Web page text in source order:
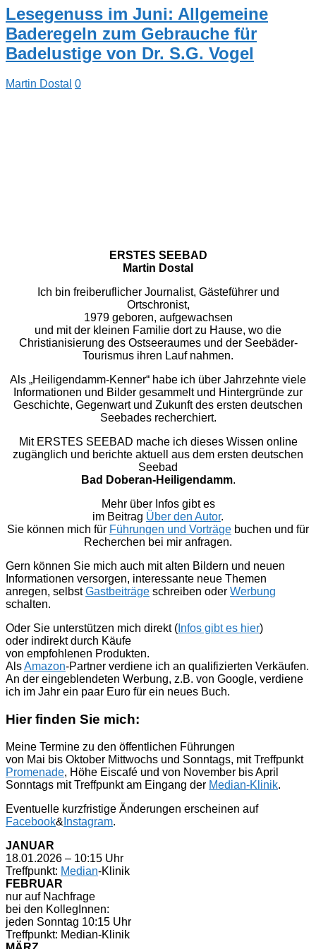
Lesegenuss im Juni: Allgemeine
Baderegeln zum Gebrauche für
Badelustige von Dr. S.G. Vogel
Martin Dostal 0
ERSTES SEEBAD
Martin Dostal
Ich bin freiberuflicher Journalist, Gästeführer und
Ortschronist,
1979 geboren, aufgewachsen
und mit der kleinen Familie dort zu Hause, wo die
Christianisierung des Ostseeraumes und der Seebäder-
Tourismus ihren Lauf nahmen.
Als „Heiligendamm-Kenner“ habe ich über Jahrzehnte viele
Informationen und Bilder gesammelt und Hintergründe zur
Geschichte, Gegenwart und Zukunft des ersten deutschen
Seebades recherchiert.
Mit ERSTES SEEBAD mache ich dieses Wissen online
zugänglich und berichte aktuell aus dem ersten deutschen
Seebad
Bad Doberan-Heiligendamm.
Mehr über Infos gibt es
im Beitrag Über den Autor.
Sie können mich für Führungen und Vorträge buchen und für
Recherchen bei mir anfragen.
Gern können Sie mich auch mit alten Bildern und neuen
Informationen versorgen, interessante neue Themen
anregen, selbstGastbeiträge schreiben oder Werbung
schalten.
Oder Sie unterstützen mich direkt ( Infos gibt es hier)
oder indirekt durch Käufe
von empfohlenen Produkten.
AlsAmazon-Partner verdiene ich an qualifizierten Verkäufen.
An der eingeblendeten Werbung, z.B. von Google, verdiene
ich im Jahr ein paar Euro für ein neues Buch.
Hier finden Sie mich:
Meine Termine zu den öffentlichen Führungen
von Mai bis Oktober Mittwochs und Sonntags, mit Treffpunkt
Promenade, Höhe Eiscafé und von November bis April
Sonntags mit Treffpunkt am Eingang der Median-Klinik.
Eventuelle kurzfristige Änderungen erscheinen auf
Facebook& Instagram.
JANUAR
18.01.2026 – 10:15 Uhr
Treffpunkt: Median-Klinik
FEBRUAR
nur auf Nachfrage
bei den KollegInnen:
jeden Sonntag 10:15 Uhr
Treffpunkt: Median-Klinik